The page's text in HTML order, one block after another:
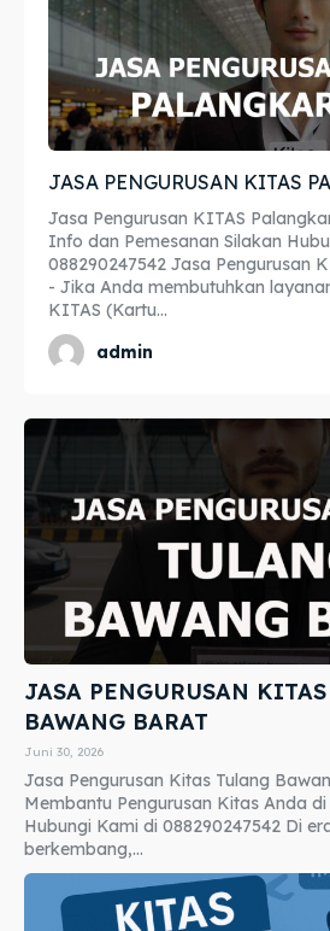
Apostille
Penerjemah
Asuransi
Apostille
Penerjemah
Asuransi
JASA PENGURUSAN KITAS
Jasa Pengurusan KITAS
Info dan Pemesanan Silakan
088290247542 Jasa Pengurusan KITAS Palangkaraya
- Jika Anda membutuhkan
KITAS (Kartu...
admin
JASA PENGURUSAN
BAWANG BARAT
Juni 30, 2026
Jasa Pengurusan Kitas Tulang
Membantu Pengurusan Kitas Anda
Hubungi Kami di 088290247542 Di
berkembang,...